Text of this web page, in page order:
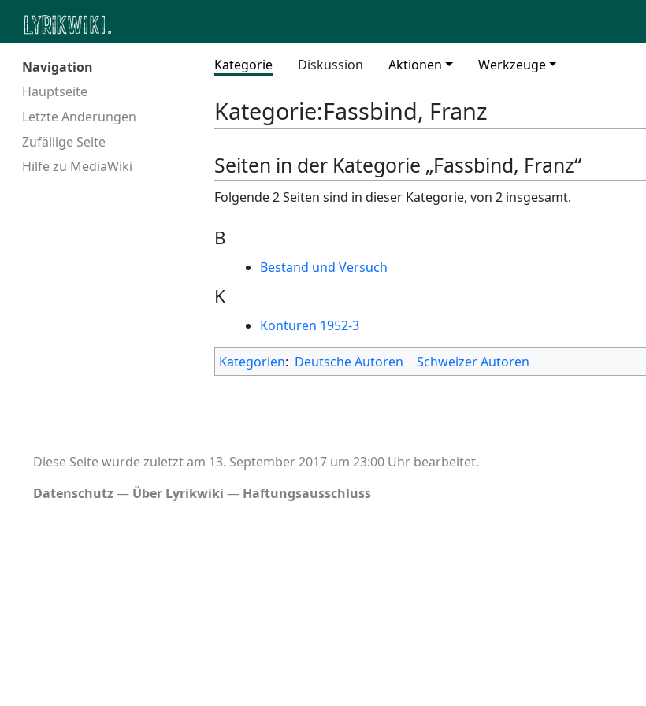
Navigation
Hauptseite
Letzte Änderungen
Zufällige Seite
Hilfe zu MediaWiki
Kategorie Diskussion Aktionen Werkzeuge
Kategorie:Fassbind, Franz
Seiten in der Kategorie „Fassbind, Franz“
Folgende 2 Seiten sind in dieser Kategorie, von 2 insgesamt.
B
Bestand und Versuch
K
Konturen 1952-3
Kategorien: Deutsche Autoren Schweizer Autoren
Diese Seite wurde zuletzt am 13. September 2017 um 23:00 Uhr bearbeitet.
Datenschutz
Über Lyrikwiki Haftungsausschluss